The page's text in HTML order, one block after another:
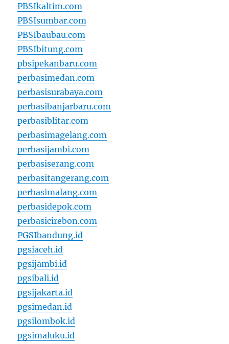
PBSIkaltim.com
PBSIsumbar.com
PBSIbaubau.com
PBSIbitung.com
pbsipekanbaru.com
perbasimedan.com
perbasisurabaya.com
perbasibanjarbaru.com
perbasiblitar.com
perbasimagelang.com
perbasijambi.com
perbasiserang.com
perbasitangerang.com
perbasimalang.com
perbasidepok.com
perbasicirebon.com
PGSIbandung.id
pgsiaceh.id
pgsijambi.id
pgsibali.id
pgsijakarta.id
pgsimedan.id
pgsilombok.id
pgsimaluku.id